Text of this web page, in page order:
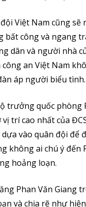
Việt Nam cũng
bất công và ngang
dân và người nhà
công an Việt Nam
áp người biểu
trưởng quốc phòng
vị trí cao nhất của
vào quân đội để
không ai chú ý đến
hoảng loạn.
Phan Văn
và chia rẽ như